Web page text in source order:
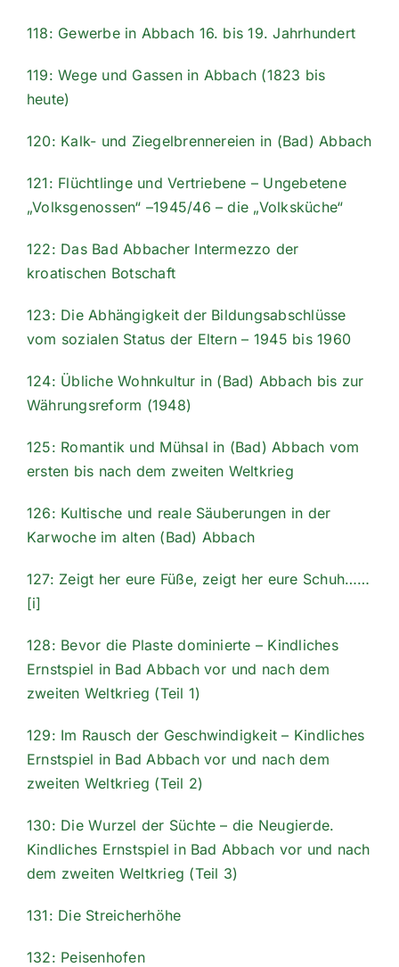
118: Gewerbe in Abbach 16. bis 19. Jahrhundert
119: Wege und Gassen in Abbach (1823 bis
heute)
120: Kalk- und Ziegelbrennereien in (Bad) Abbach
121: Flüchtlinge und Vertriebene – Ungebetene
„Volksgenossen“ –1945/46 – die „Volksküche“
122: Das Bad Abbacher Intermezzo der
kroatischen Botschaft
123: Die Abhängigkeit der Bildungsabschlüsse
vom sozialen Status der Eltern – 1945 bis 1960
124: Übliche Wohnkultur in (Bad) Abbach bis zur
Währungsreform (1948)
125: Romantik und Mühsal in (Bad) Abbach vom
ersten bis nach dem zweiten Weltkrieg
126: Kultische und reale Säuberungen in der
Karwoche im alten (Bad) Abbach
127: Zeigt her eure Füße, zeigt her eure Schuh……
[i]
128: Bevor die Plaste dominierte – Kindliches
Ernstspiel in Bad Abbach vor und nach dem
zweiten Weltkrieg (Teil 1)
129: Im Rausch der Geschwindigkeit – Kindliches
Ernstspiel in Bad Abbach vor und nach dem
zweiten Weltkrieg (Teil 2)
130: Die Wurzel der Süchte – die Neugierde.
Kindliches Ernstspiel in Bad Abbach vor und nach
dem zweiten Weltkrieg (Teil 3)
131: Die Streicherhöhe
132: Peisenhofen